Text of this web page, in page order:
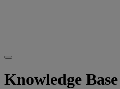
Knowledge Base